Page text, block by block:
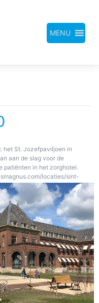
MENU
het St. Jozefpaviljoen in
aan de slag voor de
patiënten in het zorghotel.
locaties/sint-